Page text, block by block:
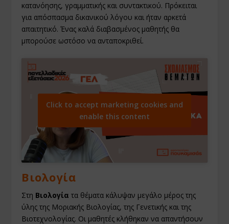
κατανόησης, γραμματικής και συντακτικού. Πρόκειται
για απόσπασμα δικανικού λόγου και ήταν αρκετά
απαιτητικό. Ένας καλά διαβασμένος μαθητής θα
μπορούσε ωστόσο να ανταποκριθεί.
Click to accept marketing cookies and
enable this content
Βιολογία
Στη Βιολογία τα θέματα κάλυψαν μεγάλο μέρος της
ύλης της Μοριακής Βιολογίας, της Γενετικής και της
Βιοτεχνολογίας. Οι μαθητές κλήθηκαν να απαντήσουν